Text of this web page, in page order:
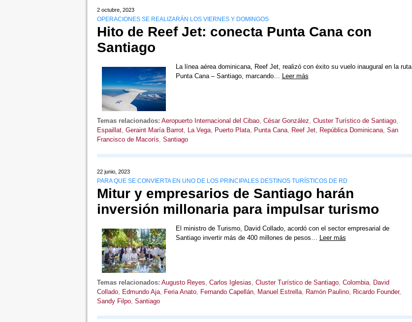
2 octubre, 2023
OPERACIONES SE REALIZARÁN LOS VIERNES Y DOMINGOS
Hito de Reef Jet: conecta Punta Cana con
Santiago
La línea aérea dominicana, Reef Jet, realizó con éxito su vuelo inaugural en la ruta
Punta Cana – Santiago, marcando… Leer más
Temas relacionados: Aeropuerto Internacional del Cibao, César González, Cluster Turístico de Santiago,
Espaillat, Geraint María Barrot, La Vega, Puerto Plata, Punta Cana, Reef Jet, República Dominicana, San
Francisco de Macorís, Santiago
22 junio, 2023
PARA QUE SE CONVIERTA EN UNO DE LOS PRINCIPALES DESTINOS TURÍSTICOS DE RD
Mitur y empresarios de Santiago harán
inversión millonaria para impulsar turismo
El ministro de Turismo, David Collado, acordó con el sector empresarial de
Santiago invertir más de 400 millones de pesos… Leer más
Temas relacionados: Augusto Reyes, Carlos Iglesias, Cluster Turístico de Santiago, Colombia, David
Collado, Edmundo Aja, Feria Anato, Fernando Capellán, Manuel Estrella, Ramón Paulino, Ricardo Founder,
Sandy Filpo, Santiago